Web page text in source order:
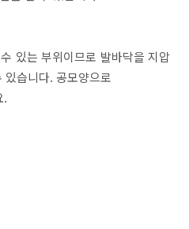
있는 부위이므로 발바닥을 지압
있습니다. 공모양으로
.